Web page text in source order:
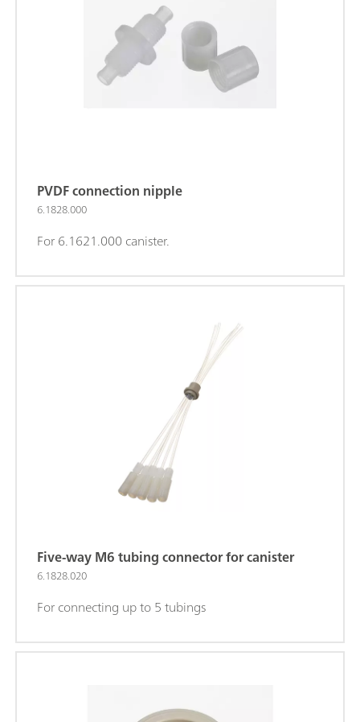
PVDF connection nipple
6.1828.000
For 6.1621.000 canister.
Five-way M6 tubing connector for canister
6.1828.020
For connecting up to 5 tubings